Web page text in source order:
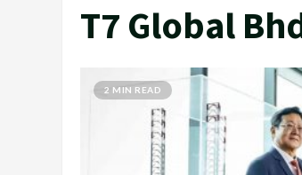
T7 Global
2 MIN READ